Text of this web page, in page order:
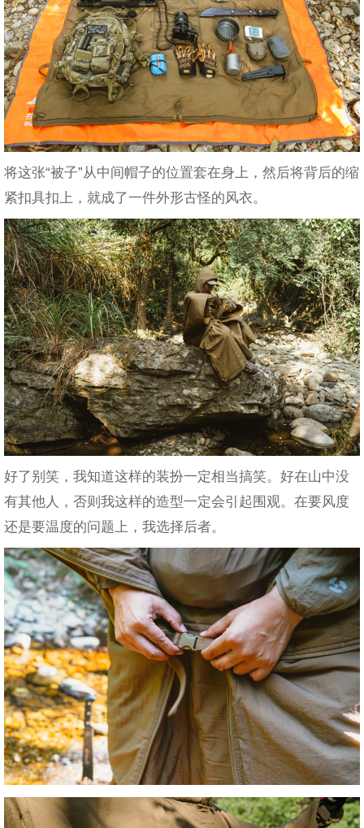
将这张“被子”从中间帽子的位置套在身上，然后将背后的缩
紧扣具扣上，就成了一件外形古怪的风衣。
好了别笑，我知道这样的装扮一定相当搞笑。好在山中没
有其他人，否则我这样的造型一定会引起围观。在要风度
还是要温度的问题上，我选择后者。